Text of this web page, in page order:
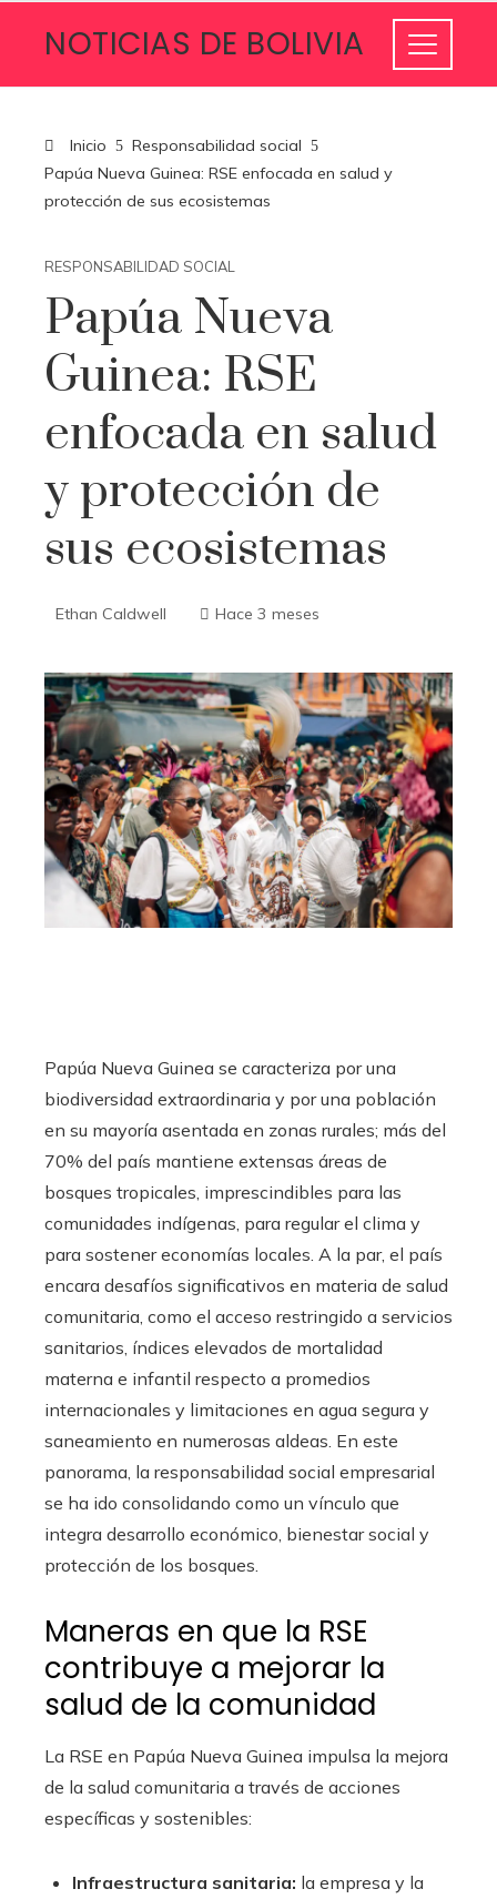
NOTICIAS DE BOLIVIA
Inicio
Responsabilidad social
Papúa Nueva Guinea: RSE enfocada en salud y
protección de sus ecosistemas
RESPONSABILIDAD SOCIAL
Papúa Nueva
Guinea: RSE
enfocada en salud
y protección de
sus ecosistemas
Ethan Caldwell Hace 3 meses
Papúa Nueva Guinea se caracteriza por una
biodiversidad extraordinaria y por una población
en su mayoría asentada en zonas rurales; más del
70% del país mantiene extensas áreas de
bosques tropicales, imprescindibles para las
comunidades indígenas, para regular el clima y
para sostener economías locales. A la par, el país
encara desafíos significativos en materia de salud
comunitaria, como el acceso restringido a servicios
sanitarios, índices elevados de mortalidad
materna e infantil respecto a promedios
internacionales y limitaciones en agua segura y
saneamiento en numerosas aldeas. En este
panorama, la responsabilidad social empresarial
se ha ido consolidando como un vínculo que
integra desarrollo económico, bienestar social y
protección de los bosques.
Maneras en que la RSE
contribuye a mejorar la
salud de la comunidad
La RSE en Papúa Nueva Guinea impulsa la mejora
de la salud comunitaria a través de acciones
específicas y sostenibles:
Infraestructura sanitaria: la empresa y la